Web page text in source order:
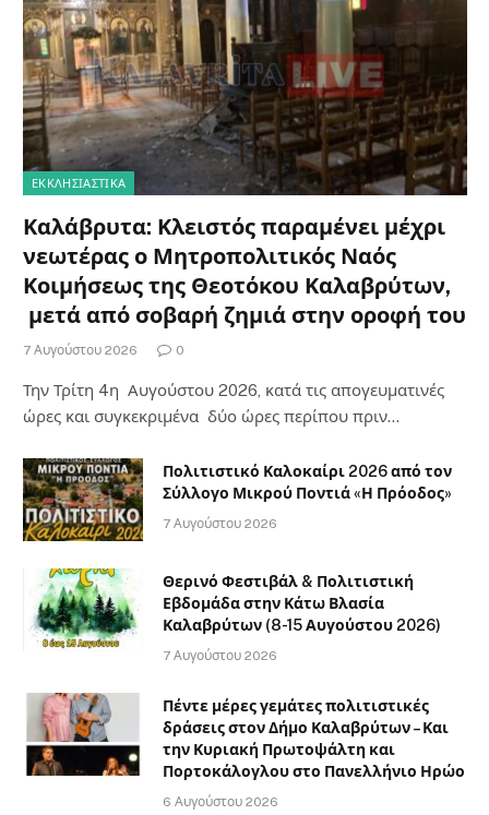
ΕΚΚΛΗΣΙΑΣΤΙΚΑ
Καλάβρυτα: Κλειστός παραμένει μέχρι
νεωτέρας ο Μητροπολιτικός Ναός
Κοιμήσεως της Θεοτόκου Καλαβρύτων,
μετά από σοβαρή ζημιά στην οροφή του
7 Αυγούστου 2026 0
Την Τρίτη 4η Αυγούστου 2026, κατά τις απογευματινές
ώρες και συγκεκριμένα δύο ώρες περίπου πριν…
Πολιτιστικό Καλοκαίρι 2026 από τον
Σύλλογο Μικρού Ποντιά «Η Πρόοδος»
7 Αυγούστου 2026
Θερινό Φεστιβάλ & Πολιτιστική
Εβδομάδα στην Κάτω Βλασία
Καλαβρύτων (8-15 Αυγούστου 2026)
7 Αυγούστου 2026
Πέντε μέρες γεμάτες πολιτιστικές
δράσεις στον Δήμο Καλαβρύτων – Και
την Κυριακή Πρωτοψάλτη και
Πορτοκάλογλου στο Πανελλήνιο Ηρώο
6 Αυγούστου 2026